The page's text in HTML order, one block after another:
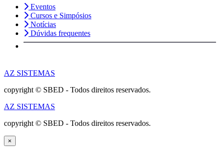
Eventos
Cursos e Simpósios
Notícias
Dúvidas frequentes
AZ SISTEMAS
copyright © SBED - Todos direitos reservados.
AZ SISTEMAS
copyright © SBED - Todos direitos reservados.
×